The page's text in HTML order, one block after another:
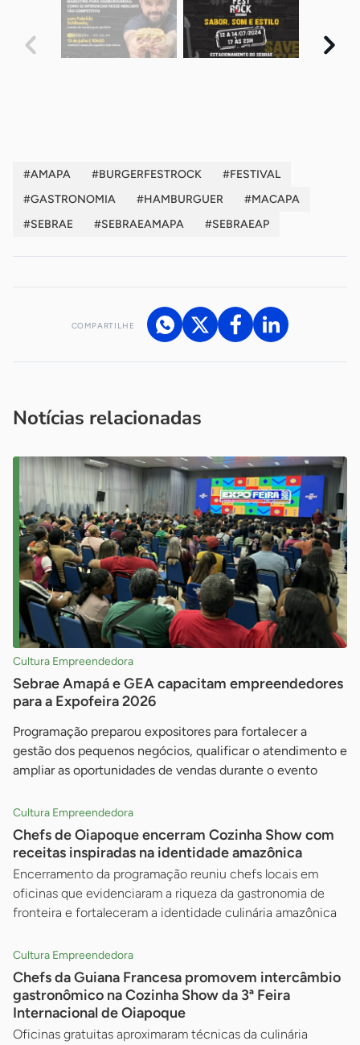
#AMAPA #BURGERFESTROCK
#FESTIVAL
#GASTRONOMIA
#HAMBURGUER
#MACAPA
#SEBRAE
#SEBRAEAMAPA #SEBRAEAP
COMPARTILHE
Notícias relacionadas
Cultura Empreendedora
Sebrae Amapá e GEA capacitam empreendedores
para a Expofeira 2026
Programação preparou expositores para fortalecer a
gestão dos pequenos negócios, qualificar o atendimento e
ampliar as oportunidades de vendas durante o evento
Cultura Empreendedora
Chefs de Oiapoque encerram Cozinha Show com
receitas inspiradas na identidade amazônica
Encerramento da programação reuniu chefs locais em
oficinas que evidenciaram a riqueza da gastronomia de
fronteira e fortaleceram a identidade culinária amazônica
Cultura Empreendedora
Chefs da Guiana Francesa promovem intercâmbio
gastronômico na Cozinha Show da 3ª Feira
Internacional de Oiapoque
Oficinas gratuitas aproximaram técnicas da culinária